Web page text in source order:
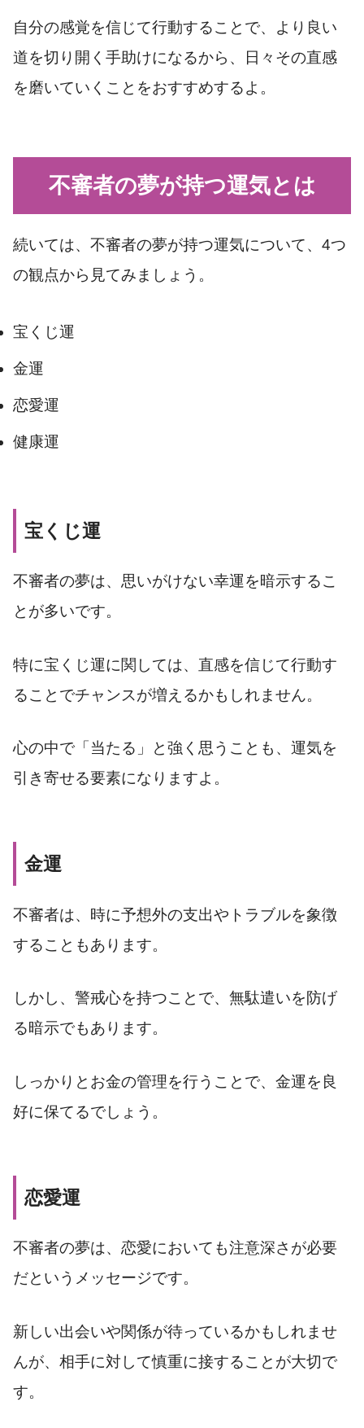
自分の感覚を信じて行動することで、より良い
道を切り開く手助けになるから、日々その直感
を磨いていくことをおすすめするよ。
不審者の夢が持つ運気とは
続いては、不審者の夢が持つ運気について、4つ
の観点から見てみましょう。
宝くじ運
金運
恋愛運
健康運
宝くじ運
不審者の夢は、思いがけない幸運を暗示するこ
とが多いです。
特に宝くじ運に関しては、直感を信じて行動す
ることでチャンスが増えるかもしれません。
心の中で「当たる」と強く思うことも、運気を
引き寄せる要素になりますよ。
金運
不審者は、時に予想外の支出やトラブルを象徴
することもあります。
しかし、警戒心を持つことで、無駄遣いを防げ
る暗示でもあります。
しっかりとお金の管理を行うことで、金運を良
好に保てるでしょう。
恋愛運
不審者の夢は、恋愛においても注意深さが必要
だというメッセージです。
新しい出会いや関係が待っているかもしれませ
んが、相手に対して慎重に接することが大切で
す。